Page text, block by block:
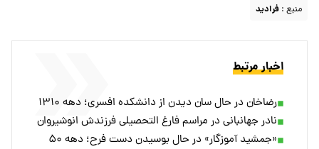
منبع : فرادید
اخبار مرتبط
رضاخان در حال سان دیدن از دانشکده افسری؛ دهه ۱۳۱۰
نادر جهانبانی در مراسم فارغ التحصیلی فرزندش انوشیروان
«جمشید آموزگار» در حال بوسیدن دست فرح؛ دهه ۵۰